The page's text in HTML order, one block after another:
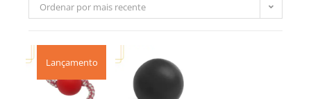
Ordenar por mais recente
Lançamento